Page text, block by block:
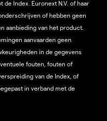
Index. Euronext N.V. of haar
of hebben geen
aanbieding van het product.
aanvaarden geen
in de gegevens
fouten, fouten of
van de Index, of
in verband met de